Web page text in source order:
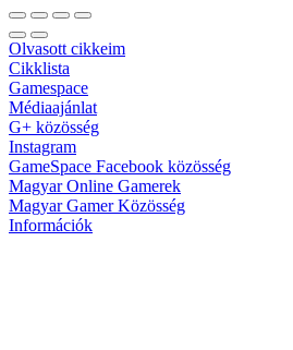
Olvasott cikkeim
Cikklista
Gamespace
Médiaajánlat
G+ közösség
Instagram
GameSpace Facebook közösség
Magyar Online Gamerek
Magyar Gamer Közösség
Információk